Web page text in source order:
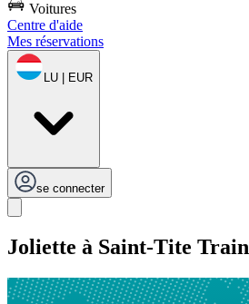
Voitures
Centre d'aide
Mes réservations
LU | EUR
se connecter
Joliette à Saint-Tite Train